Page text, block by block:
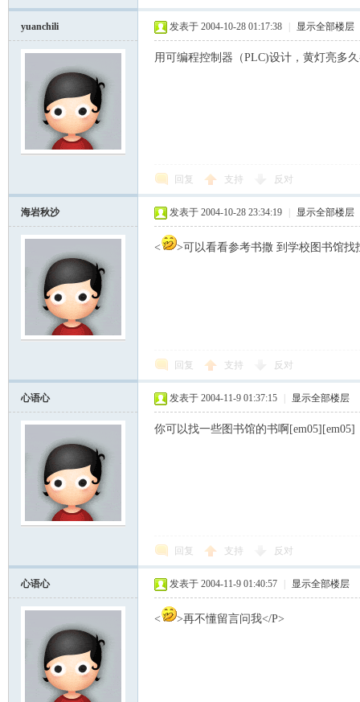
yuanchili 发表于 2004-10-28 01:17:38 显示全部楼层
用可编程控制器（PLC)设计，黄灯亮多
回复 支持 反对
海岩秋沙 发表于 2004-10-28 23:34:19 显示全部楼层
< >可以看看参考书撒 到学校图书馆找
回复 支持 反对
心语心 发表于 2004-11-9 01:37:15 显示全部楼层
你可以找一些图书馆的书啊[em05][em05]
回复 支持 反对
心语心 发表于 2004-11-9 01:40:57 显示全部楼层
< >再不懂留言问我</P>